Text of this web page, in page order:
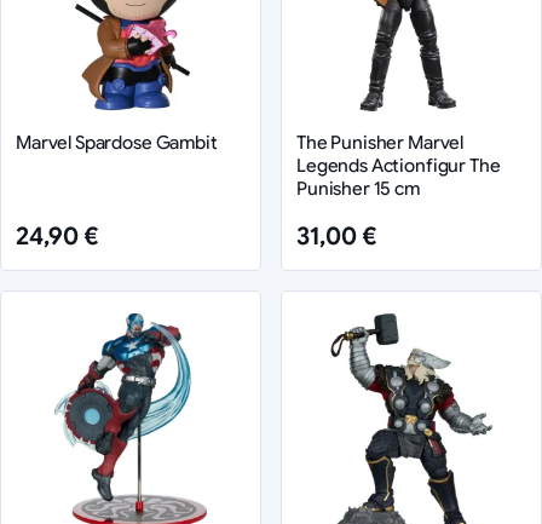
Marvel Spardose Gambit
24,90 €
The Punisher Marvel
Legends Actionfigur The
Punisher 15 cm
31,00 €